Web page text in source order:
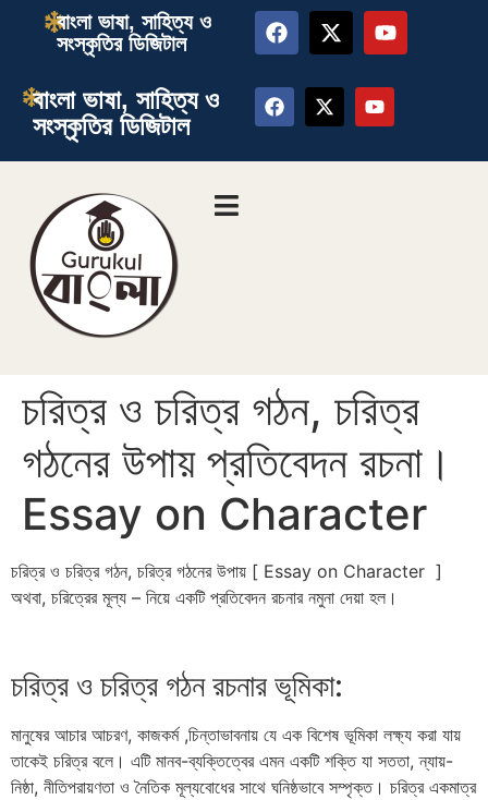
বাংলা ভাষা, সাহিত্য ও
সংস্কৃতির ডিজিটাল
বাংলা ভাষা, সাহিত্য ও
সংস্কৃতির ডিজিটাল
চরিত্র ও চরিত্র গঠন, চরিত্র
গঠনের উপায় প্রতিবেদন রচনা।
Essay on Character
চরিত্র ও চরিত্র গঠন, চরিত্র গঠনের উপায় [ Essay on Character ]
অথবা, চরিত্রের মূল্য – নিয়ে একটি প্রতিবেদন রচনার নমুনা দেয়া হল।
চরিত্র ও চরিত্র গঠন রচনার ভূমিকা:
মানুষের আচার আচরণ, কাজকর্ম ,চিন্তাভাবনায় যে এক বিশেষ ভূমিকা লক্ষ্য করা যায়
তাকেই চরিত্র বলে। এটি মানব-ব্যক্তিত্বের এমন একটি শক্তি যা সততা, ন্যায়-
নিষ্ঠা, নীতিপরায়ণতা ও নৈতিক মূল্যবােধের সাথে ঘনিষ্ঠভাবে সম্পৃক্ত। চরিত্র একমাত্র